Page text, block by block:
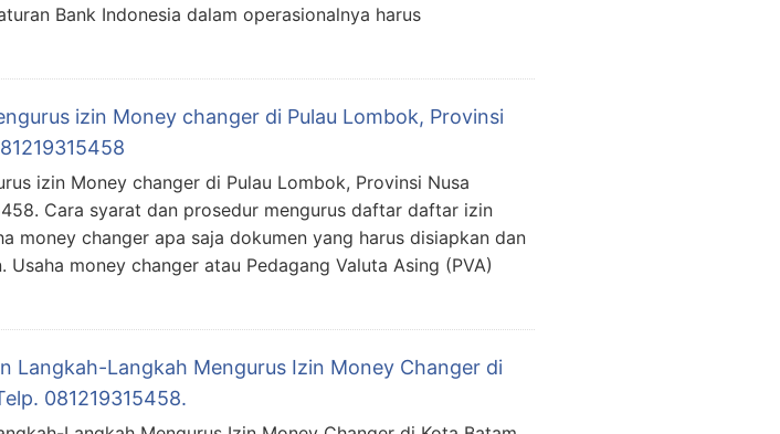
Bank Indonesia dalam operasionalnya harus
izin Money changer di Pulau Lombok, Provinsi
izin Money changer di Pulau Lombok, Provinsi Nusa
Cara syarat dan prosedur mengurus daftar daftar izin
money changer apa saja dokumen yang harus disiapkan dan
Usaha money changer atau Pedagang Valuta Asing (PVA)
Langkah-Langkah Mengurus Izin Money Changer di
081219315458.